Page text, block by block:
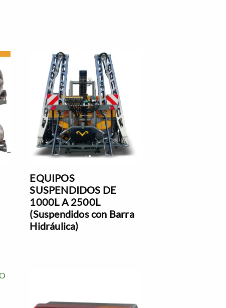
EQUIPOS
SUSPENDIDOS DE
1000L A 2500L
(Suspendidos con Barra
Hidráulica)